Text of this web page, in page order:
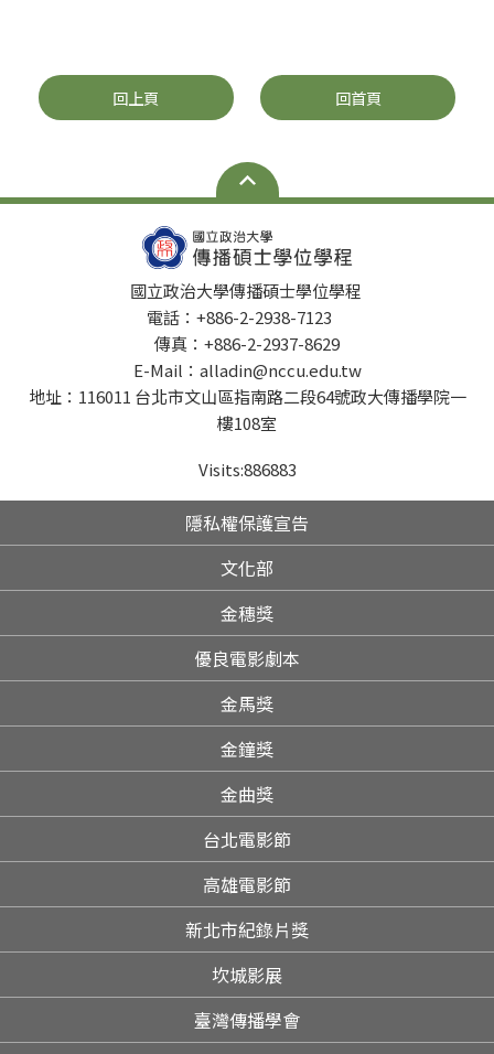
回上頁 回首頁
國立政治大學傳播碩士學位學程
電話：+886-2-2938-7123
傳真：+886-2-2937-8629
E-Mail：alladin@nccu.edu.tw
地址：116011 台北市文山區指南路二段64號政大傳播學院一
樓108室
Visits:886883
隱私權保護宣告
文化部
金穗獎
優良電影劇本
金馬獎
金鐘獎
金曲獎
台北電影節
高雄電影節
新北市紀錄片獎
坎城影展
臺灣傳播學會